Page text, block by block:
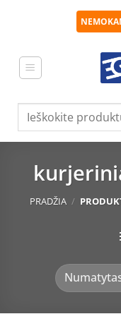
Ieškoti:
PRADŽIA /